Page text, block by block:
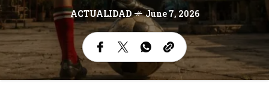
ACTUALIDAD June 7, 2026